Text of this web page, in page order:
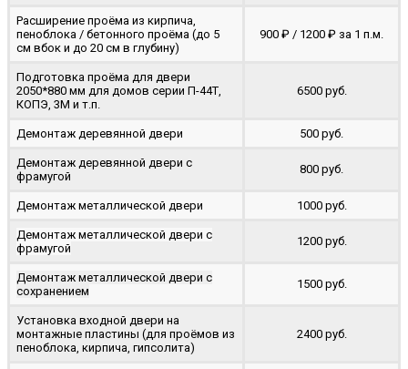
Расширение проёма из кирпича,
пеноблока / бетонного проёма (до 5
cм вбок и до 20 см в глубину)
900 ₽ / 1200 ₽ за 1 п.м.
Подготовка проёма для двери
2050*880 мм для домов серии П-44Т,
КОПЭ, 3М и т.п.
6500 руб.
Демонтаж деревянной двери 500 руб.
Демонтаж деревянной двери с
фрамугой
800 руб.
Демонтаж металлической двери 1000 руб.
Демонтаж металлической двери с
фрамугой
1200 руб.
Демонтаж металлической двери с
сохранением
1500 руб.
Установка входной двери на
монтажные пластины (для проёмов из
пеноблока, кирпича, гипсолита)
2400 руб.